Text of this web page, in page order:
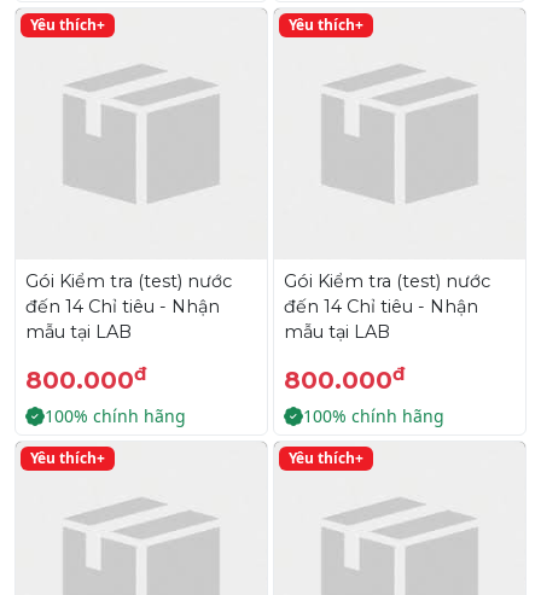
Yêu thích+
Gói Kiểm tra (test) nước
đến 14 Chỉ tiêu - Nhận
mẫu tại LAB
800.000đ
100% chính hãng
Yêu thích+
Gói Kiểm tra (test) nước
đến 14 Chỉ tiêu - Nhận
mẫu tại LAB
800.000đ
100% chính hãng
Yêu thích+ Yêu thích+